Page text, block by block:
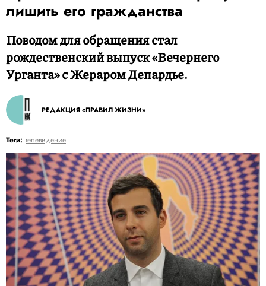
лишить его гражданства
Поводом для обращения стал
рождественский выпуск «Вечернего
Урганта» с Жераром Депардье.
РЕДАКЦИЯ «ПРАВИЛ ЖИЗНИ»
Теги: телевидение